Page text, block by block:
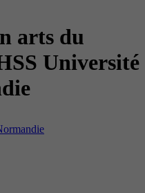
arts du
Université